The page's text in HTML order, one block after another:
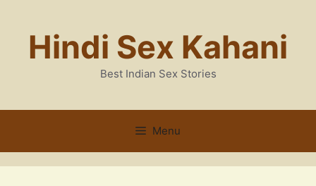
contentHindi Sex Kahani
Best Indian Sex Stories
Menu